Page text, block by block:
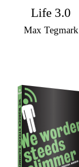
Life 3.0
Max Tegmark